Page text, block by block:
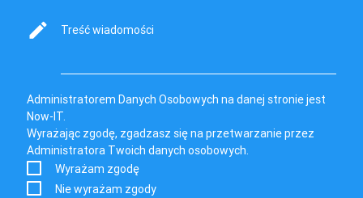
Treść wiadomości
Administratorem Danych Osobowych na danej stronie jest
Now-IT.
Wyrażając zgodę, zgadzasz się na przetwarzanie przez
Administratora Twoich danych osobowych.
Wyrażam zgodę
Nie wyrażam zgody